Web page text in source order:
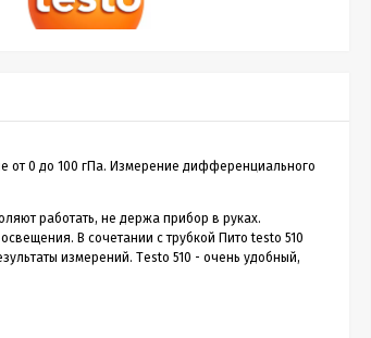
дальномер CONDTROL
Sputnik 30 – сверхкомпактная
рулетка для измерения расстояния до
0 до 100 гПа. Измерение дифференциального
работать, не держа прибор в руках.
В сочетании с трубкой Пито testo 510
измерений. Тesto 510 - очень удобный,